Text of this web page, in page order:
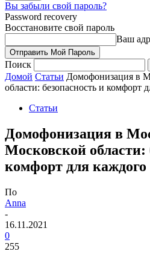
Вы забыли свой пароль?
Password recovery
Восстановите свой пароль
Ваш
Поиск
Домой Статьи Домофонизация в
области: безопасность и комфорт
Статьи
Домофонизация в
Московской области:
комфорт для каждого
По
Anna
-
16.11.2021
0
255